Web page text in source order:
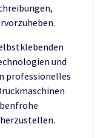
und
professionelles